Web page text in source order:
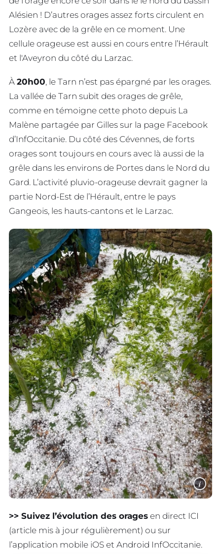
Alésien ! D’autres orages assez forts circulent en
Lozère avec de la grêle en ce moment. Une
cellule orageuse est aussi en cours entre l’Hérault
et l'Aveyron du côté du Larzac.
À 20h00, le Tarn n’est pas épargné par les orages.
La vallée de Tarn subit des orages de grêle,
comme en témoigne cette photo depuis La
Malène partagée par Gilles sur la page Facebook
d’InfOccitanie. Du côté des Cévennes, de forts
orages sont toujours en cours avec là aussi de la
grêle dans les environs de Portes dans le Nord du
Gard. L’activité pluvio-orageuse devrait gagner la
partie Nord-Est de l’Hérault, entre le pays
Gangeois, les hauts-cantons et le Larzac.
i
>> Suivez l’évolution des orages en direct ICI
(article mis à jour régulièrement) ou sur
l’application mobile iOS et Android InfOccitanie.